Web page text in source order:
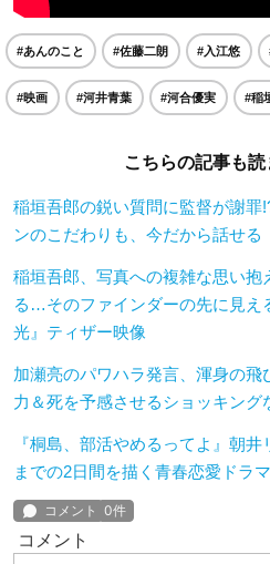
#あんのこと #佐藤二朗 #入江悠
#映画 #河井青葉 #河合優実 #稲
こちらの記事も
稲垣吾郎の鋭い質問に監督が謝罪
ンのこだわりも、今だから話せる
稲垣吾郎、写真への複雑な思い抱
る…そのファインダーの先に見え
光』ティザー映像
加瀬亮のパワハラ発言、渾身の
力＆死を予感させるショッキング
『桐島、部活やめるってよ』朝
までの2日間を描く青春恋愛ドラマ